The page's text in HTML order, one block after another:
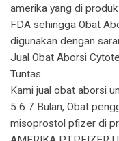
amerika yang di
FDA sehingga Obat
digunakan dengan
Jual Obat Aborsi
Tuntas
Kami jual obat aborsi
5 6 7 Bulan, Obat
misoprostol pfizer di